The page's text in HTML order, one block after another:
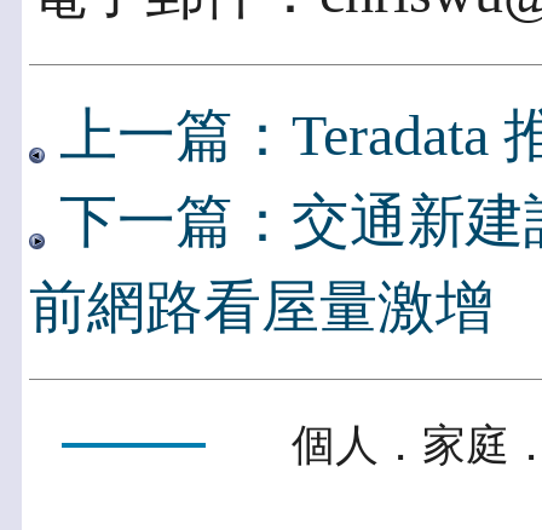
上一篇：Teradata
下一篇：交通新
前網路看屋量激增
個人．家庭